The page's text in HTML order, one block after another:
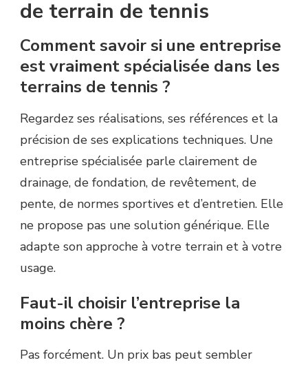
de terrain de tennis
Comment savoir si une entreprise
est vraiment spécialisée dans les
terrains de tennis ?
Regardez ses réalisations, ses références et la
précision de ses explications techniques. Une
entreprise spécialisée parle clairement de
drainage, de fondation, de revêtement, de
pente, de normes sportives et d’entretien. Elle
ne propose pas une solution générique. Elle
adapte son approche à votre terrain et à votre
usage.
Faut-il choisir l’entreprise la
moins chère ?
Pas forcément. Un prix bas peut sembler